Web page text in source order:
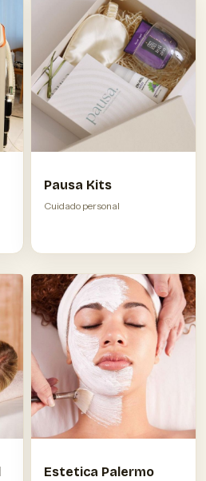
Pausa Kits
Cuidado personal
Estetica Palermo